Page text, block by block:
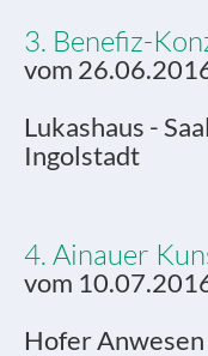
3. Benefiz-
vom
Lukashaus -
Ingolstadt
4. Ainauer
vom
Hofer